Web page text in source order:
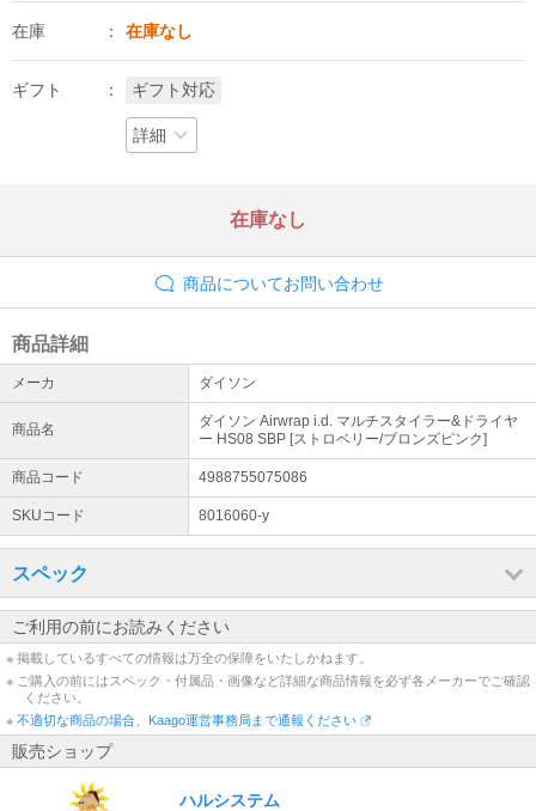
在庫 在庫なし
ギフト ギフト対応
詳細
在庫なし
商品についてお問い合わせ
商品詳細
メーカ ダイソン
商品名
ダイソン Airwrap i.d. マルチスタイラー&ドライヤ
ー HS08 SBP [ストロベリー/ブロンズピンク]
商品コード 4988755075086
SKUコード 8016060-y
スペック
ご利用の前にお読みください
※ 掲載しているすべての情報は万全の保障をいたしかねます。
※ ご購入の前にはスペック・付属品・画像など詳細な商品情報を必ず各メーカーでご確認
ください。
※ 不適切な商品の場合、Kaago運営事務局まで通報ください
販売ショップ
ハルシステム